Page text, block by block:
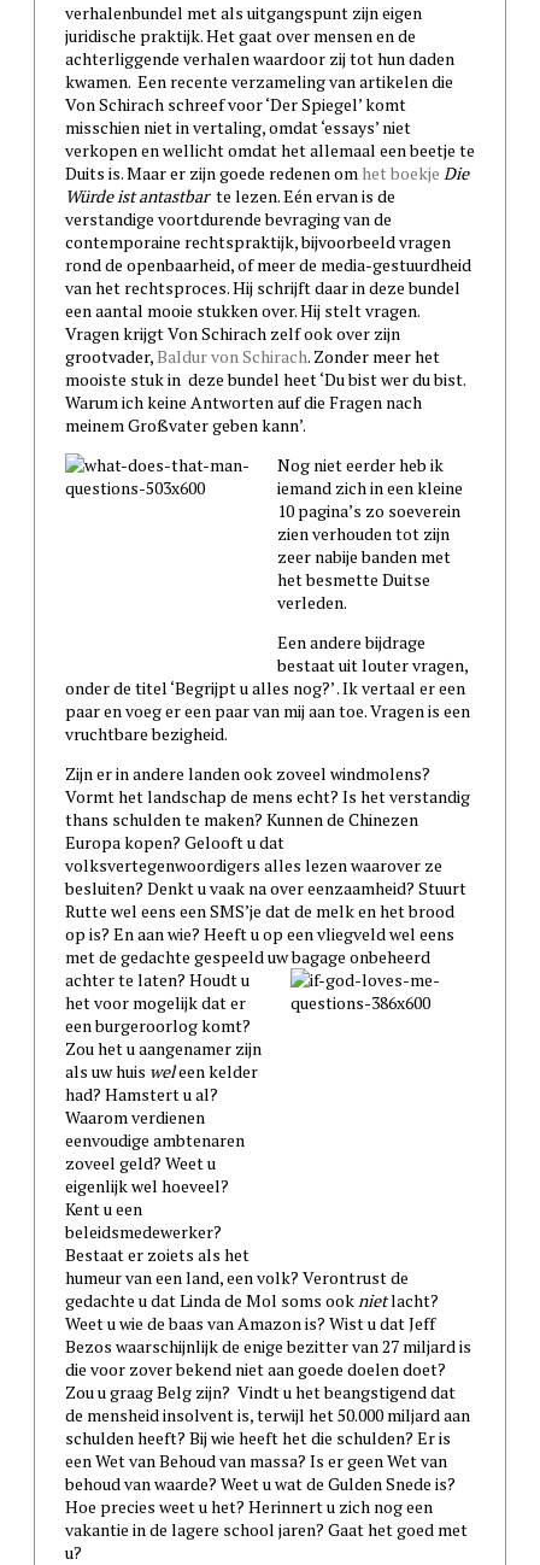
verhalenbundel met als uitgangspunt zijn eigen
juridische praktijk. Het gaat over mensen en de
achterliggende verhalen waardoor zij tot hun daden
kwamen. Een recente verzameling van artikelen die
Von Schirach schreef voor ‘Der Spiegel’ komt
misschien niet in vertaling, omdat ‘essays’ niet
verkopen en wellicht omdat het allemaal een beetje te
Duits is. Maar er zijn goede redenen om het boekje Die
Würde ist antastbar te lezen. Eén ervan is de
verstandige voortdurende bevraging van de
contemporaine rechtspraktijk, bijvoorbeeld vragen
rond de openbaarheid, of meer de media-gestuurdheid
van het rechtsproces. Hij schrijft daar in deze bundel
een aantal mooie stukken over. Hij stelt vragen.
Vragen krijgt Von Schirach zelf ook over zijn
grootvader,Baldur von Schirach. Zonder meer het
mooiste stuk in deze bundel heet ‘Du bist wer du bist.
Warum ich keine Antworten auf die Fragen nach
meinem Großvater geben kann’.
Nog niet eerder heb ik
iemand zich in een kleine
10 pagina’s zo soeverein
zien verhouden tot zijn
zeer nabije banden met
het besmette Duitse
verleden.
Een andere bijdrage
bestaat uit louter vragen,
onder de titel ‘Begrijpt u alles nog?’ . Ik vertaal er een
paar en voeg er een paar van mij aan toe. Vragen is een
vruchtbare bezigheid.
Zijn er in andere landen ook zoveel windmolens?
Vormt het landschap de mens echt? Is het verstandig
thans schulden te maken? Kunnen de Chinezen
Europa kopen? Gelooft u dat
volksvertegenwoordigers alles lezen waarover ze
besluiten? Denkt u vaak na over eenzaamheid? Stuurt
Rutte wel eens een SMS’je dat de melk en het brood
op is? En aan wie? Heeft u op een vliegveld wel eens
met de gedachte gespeeld uw bagage onbeheerd
achter te laten? Houdt u
het voor mogelijk dat er
een burgeroorlog komt?
Zou het u aangenamer zijn
als uw huis weleen kelder
had? Hamstert u al?
Waarom verdienen
eenvoudige ambtenaren
zoveel geld? Weet u
eigenlijk wel hoeveel?
Kent u een
beleidsmedewerker?
Bestaat er zoiets als het
humeur van een land, een volk? Verontrust de
gedachte u dat Linda de Mol soms ooknietlacht?
Weet u wie de baas van Amazon is? Wist u dat Jeff
Bezos waarschijnlijk de enige bezitter van 27 miljard is
die voor zover bekend niet aan goede doelen doet?
Zou u graag Belg zijn? Vindt u het beangstigend dat
de mensheid insolvent is, terwijl het 50.000 miljard aan
schulden heeft? Bij wie heeft het die schulden? Er is
een Wet van Behoud van massa? Is er geen Wet van
behoud van waarde? Weet u wat de Gulden Snede is?
Hoe precies weet u het? Herinnert u zich nog een
vakantie in de lagere school jaren? Gaat het goed met
u?